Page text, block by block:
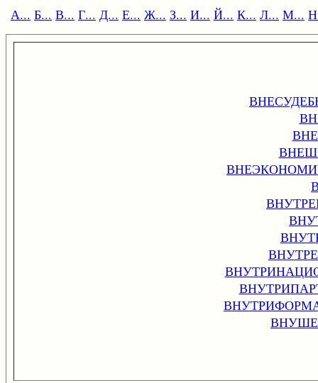
А... Б... В... Г... Д... Е... Ж... З... И... Й... К... Л... М...